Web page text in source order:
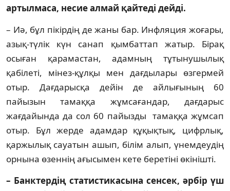
артылмаса, несие ал­май қайтеді дейді.
– Иә, бұл пікірдің де жаны бар. Инфляция жо­ғары,
азық-түлік күн санап қымбаттап жа­тыр. Бірақ
осыған қарамастан, адамның тұ­ты­ну­шылық
қабілеті, мінез-құлқы мен дағдылары өз­гермей
отыр. Дағдарысқа дейін де айлы­ғының 60
пайызын тамаққа жұмсағандар, дағ­дарыс
жағдайында да сол 60 пайызды та­мақ­қа жұмсап
отыр. Бұл жерде адамдар құқық­тық, цифрлық,
қаржылық сауатын ашып, білім алып, үнемдеудің
орнына өзеннің ағысымен кете беретіні өкінішті.
– Банктердің статистикасына сенсек, әрбір үш